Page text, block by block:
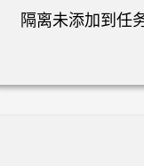
隔离未添加到任